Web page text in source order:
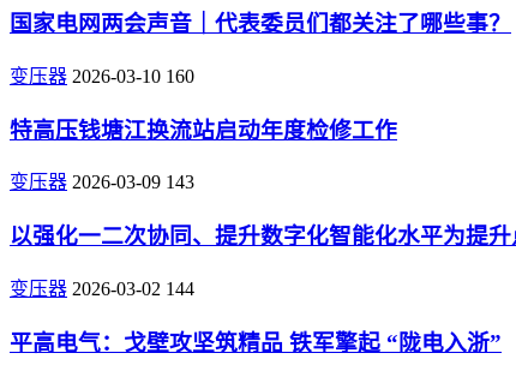
国家电网两会声音｜代表委员们都关注了哪些事？
变压器 2026-03-10 160
特高压钱塘江换流站启动年度检修工作
变压器 2026-03-09 143
以强化一二次协同、提升数字化智能化水平为提
变压器 2026-03-02 144
平高电气：戈壁攻坚筑精品 铁军擎起 “陇电入浙”